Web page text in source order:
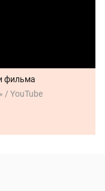
фильма
/ YouTube